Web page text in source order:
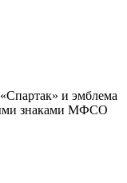
и эмблема
знаками МФСО